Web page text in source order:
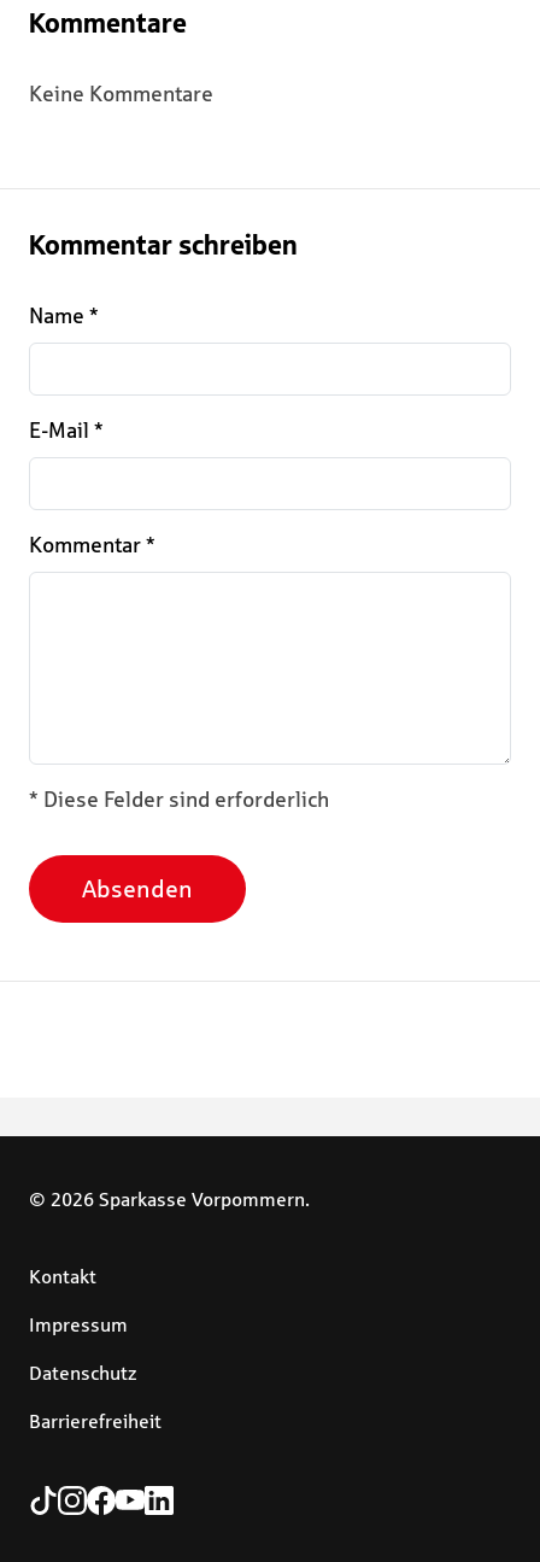
Kommentare
Keine Kommentare
Kommentar schreiben
Name *
E-Mail *
Kommentar *
* Diese Felder sind erforderlich
Absenden
© 2026 Sparkasse Vorpommern.
Kontakt
Impressum
Datenschutz
Barrierefreiheit